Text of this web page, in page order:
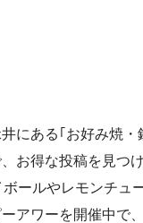
にある｢お好み焼・
お得な投稿を見つ
ールやレモンチュ
アワーを開催中で